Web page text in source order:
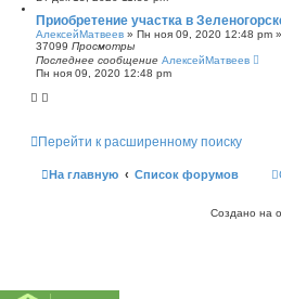
Приобретение участка в
АлексейМатвеев » Пн ноя 09, 2020 12:48 pm
37099 Просмотры
Последнее сообщение АлексейМатвеев
Пн ноя 09, 2020 12:48 pm
Перейти к расширенному поиску
На главную Список форумов
Создано на